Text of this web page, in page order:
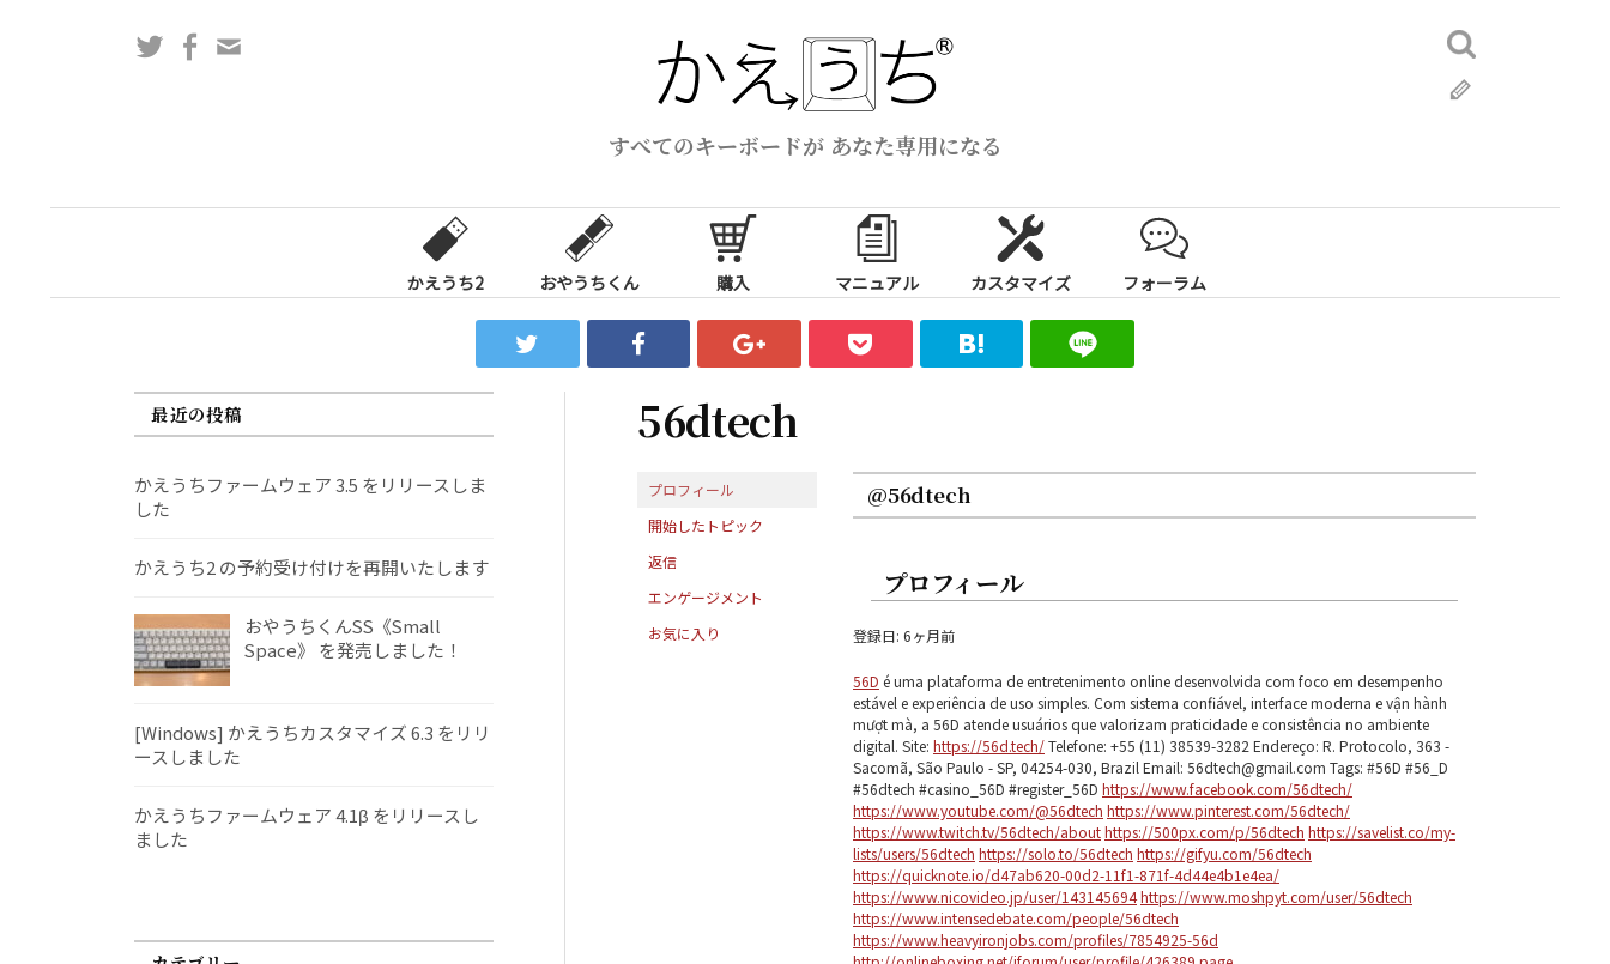
ス
すべてのキーボードが あなた専用になる
TwitterFacebook
検
索:
かえうち2 おやうちくん 購入 マニュアル カスタマイズ フォーラム
56dtech
プロフィール
開始したトピック
返信
エンゲージメント
お気に入り
@56dtech
プロフィール
登録日: 6ヶ月前
56D é uma plataforma de entretenimento online desenvolvida com foco em desempenho
estável e experiência de uso simples. Com sistema confiável, interface moderna e vận hành
mượt mà, a 56D atende usuários que valorizam praticidade e consistência no ambiente
digital. Site: https://56d.tech/Telefone: +55 (11) 38539-3282 Endereço: R. Protocolo, 363 -
Sacomã, São Paulo - SP, 04254-030, Brazil Email: 56dtech@gmail.com Tags: #56D #56_D
#56dtech #casino_56D #register_56D https://www.facebook.com/56dtech/
https://www.youtube.com/@56dtech https://www.pinterest.com/56dtech/
https://www.twitch.tv/56dtech/abouthttps://500px.com/p/56dtech https://savelist.co/my-
lists/users/56dtech https://solo.to/56dtech https://gifyu.com/56dtech
https://quicknote.io/d47ab620-00d2-11f1-871f-4d44e4b1e4ea/
https://www.nicovideo.jp/user/143145694https://www.moshpyt.com/user/56dtech
https://www.intensedebate.com/people/56dtech
https://www.heavyironjobs.com/profiles/7854925-56d
最近の投稿
かえうちファームウェア 3.5 をリリースしま
した
かえうち2 の予約受け付けを再開いたします
おやうちくんSS《Small
Space》 を発売しました！
[Windows] かえうちカスタマイズ 6.3 をリリ
ースしました
かえうちファームウェア 4.1β をリリースし
ました